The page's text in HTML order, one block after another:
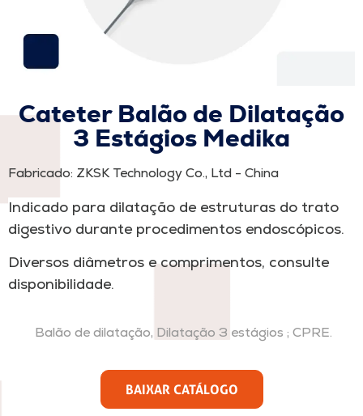
Cateter Balão de Dilatação
3 Estágios Medika
Fabricado: ZKSK Technology Co., Ltd - China
Indicado para dilatação de estruturas do trato
digestivo durante procedimentos endoscópicos.
Diversos diâmetros e comprimentos, consulte
disponibilidade.
Balão de dilatação, Dilatação 3 estágios ; CPRE.
BAIXAR CATÁLOGO